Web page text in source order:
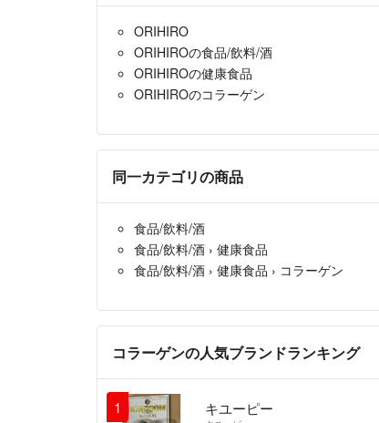
ORIHIRO
ORIHIROの食品/飲料/酒
ORIHIROの健康食品
ORIHIROのコラーゲン
同一カテゴリの商品
食品/飲料/酒
食品/飲料/酒 › 健康食品
食品/飲料/酒 › 健康食品 › コラーゲン
コラーゲンの人気ブランドランキング
1 キユーピー